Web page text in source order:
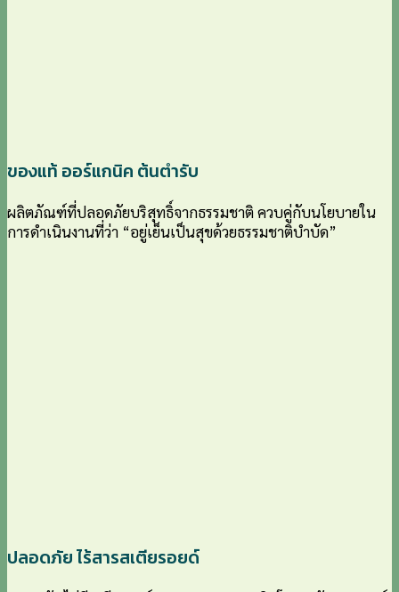
ของแท้ ออร์แกนิค ต้นตำรับ
ผลิตภัณฑ์ที่ปลอดภัยบริสุทธิ์จากธรรมชาติ ควบคู่กับนโยบายใน
การดำเนินงานที่ว่า “อยู่เย็นเป็นสุขด้วยธรรมชาติบำบัด”
ปลอดภัย ไร้สารสเตียรอยด์